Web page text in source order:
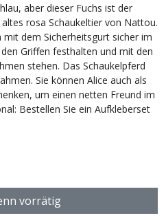
aber dieser Fuchs ist der
rosa Schaukeltier von Nattou.
dem Sicherheitsgurt sicher im
Griffen festhalten und mit den
stehen. Das Schaukelpferd
Sie können Alice auch als
um einen netten Freund im
Bestellen Sie ein Aufkleberset
vorrätig